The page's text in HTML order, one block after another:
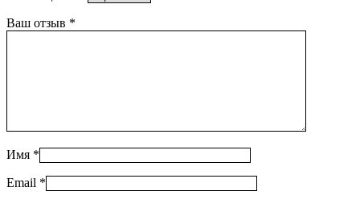
Ваш отзыв *
Имя *
Email *